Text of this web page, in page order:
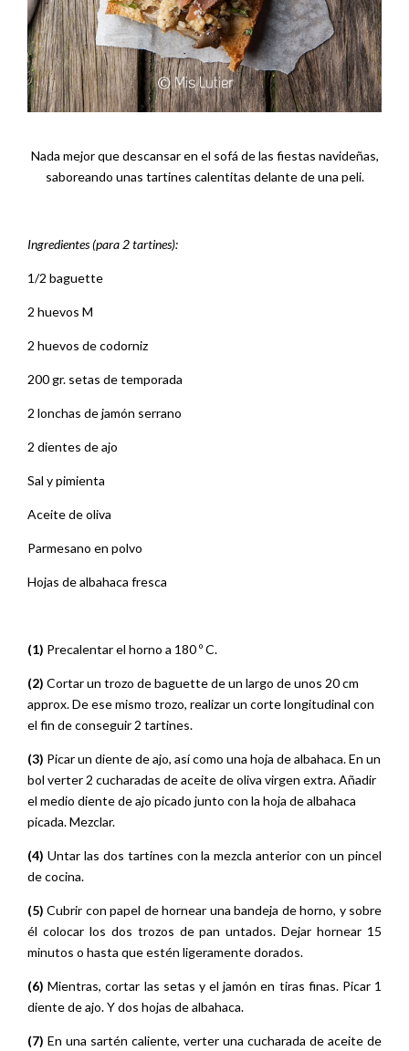
Nada mejor que descansar en el sofá de las fiestas navideñas,
saboreando unas tartines calentitas delante de una peli.
Ingredientes (para 2 tartines):
1/2 baguette
2 huevos M
2 huevos de codorniz
200 gr. setas de temporada
2 lonchas de jamón serrano
2 dientes de ajo
Sal y pimienta
Aceite de oliva
Parmesano en polvo
Hojas de albahaca fresca
(1) Precalentar el horno a 180 º C.
(2) Cortar un trozo de baguette de un largo de unos 20 cm
approx. De ese mismo trozo, realizar un corte longitudinal con
el fin de conseguir 2 tartines.
(3) Picar un diente de ajo, así como una hoja de albahaca. En un
bol verter 2 cucharadas de aceite de oliva virgen extra. Añadir
el medio diente de ajo picado junto con la hoja de albahaca
picada. Mezclar.
(4) Untar las dos tartines con la mezcla anterior con un pincel
de cocina.
(5)Cubrir con papel de hornear una bandeja de horno, y sobre
él colocar los dos trozos de pan untados. Dejar hornear 15
minutos o hasta que estén ligeramente dorados.
(6)Mientras, cortar las setas y el jamón en tiras finas. Picar 1
diente de ajo. Y dos hojas de albahaca.
(7) En una sartén caliente, verter una cucharada de aceite de